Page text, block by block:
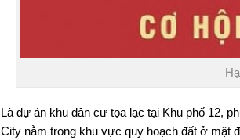
Là dự án khu dân cư tọa lạc tại Khu phố 12,
City nằm trong khu vực quy hoạch đất ở mật